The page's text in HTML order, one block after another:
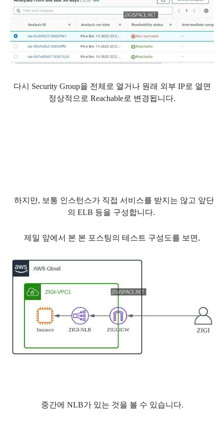
다시 Security Group을 전체로 열거나 원래 외부 IP로 열면
정상적으로 Reachable로 변경됩니다.
하지만, 보통 인스턴스가 직접 서비스를 받지는 않고 앞단
의 ELB 등을 구성합니다.
제일 앞에서 본 본 포스팅의 테스트 구성도를 보면,
중간에 NLB가 있는 것을 볼 수 있습니다.